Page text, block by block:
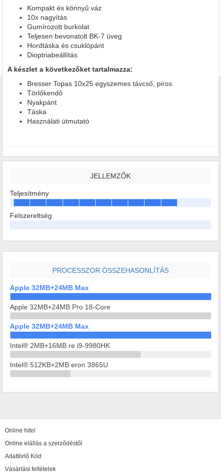
Kompakt és könnyű váz
10x nagyítás
Gumírozott burkolat
Teljesen bevonatolt BK-7 üveg
Hordtáska és csuklópánt
Dioptriabeállítás
A készlet a következőket tartalmazza:
Bresser Topas 10x25 egyszemes távcső, piros
Törlőkendő
Nyakpánt
Táska
Használati útmutató
JELLEMZŐK
Teljesítmény
Felszereltség
PROCESSZOR ÖSSZEHASONLÍTÁS
Apple 32MB+24MB Max
Apple 32MB+24MB Pro 18-Core
Apple 32MB+24MB Max
Intel® 2MB+16MB re i9-9980HK
Intel® 512KB+2MB eron 3865U
Online hitel
Online elállás a szerződéstől
Adattörlő Kód
Vásárlási feltételek